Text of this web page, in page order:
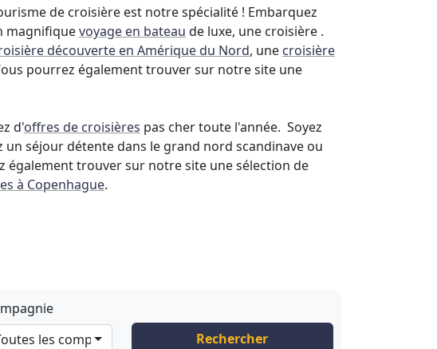
de croisière est notre spécialité ! Embarquez
magnifiquevoyage en bateau de luxe, une croisière .
découverte en Amérique du Nord, une croisière
pourrez également trouver sur notre site une
d'offres de croisières pas cher toute l'année. Soyez
un séjour détente dans le grand nord scandinave ou
également trouver sur notre site une sélection de
à Copenhague.
les compagnies
Rechercher